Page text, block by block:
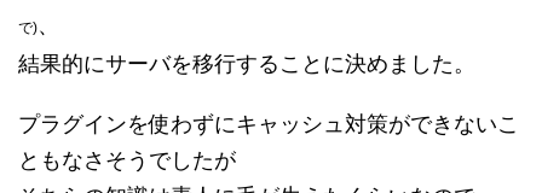
で)、
結果的にサーバを移行することに決めました。
プラグインを使わずにキャッシュ対策ができないこ
ともなさそうでしたが